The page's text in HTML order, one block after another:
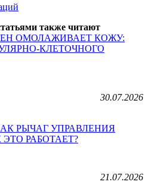
также читают
ОМОЛАЖИВАЕТ КОЖУ:
КЛЕТОЧНОГО
30.07.2026
РЫЧАГ УПРАВЛЕНИЯ
РАБОТАЕТ?
21.07.2026